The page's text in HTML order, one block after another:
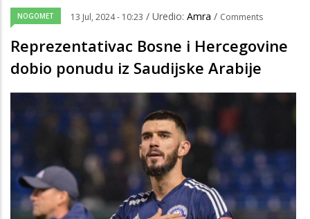
NOGOMET 13 Jul, 2024 - 10:23 / Uredio: Amra / Comments
Reprezentativac Bosne i Hercegovine
dobio ponudu iz Saudijske Arabije